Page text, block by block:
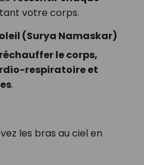
votre corps.
(Surya Namaskar)
réchauffer le corps,
respiratoire et
.
les bras au ciel en